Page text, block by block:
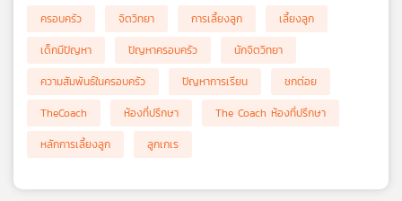
ครอบครัว จิตวิทยา การเลี้ยงลูก
เลี้ยงลูก
เด็กมีปัญหา
ปัญหาครอบครัว
นักจิตวิทยา
ความสัมพันธ์ในครอบครัว
ปัญหาการเรียน
ชกต่อย
TheCoach
ห้องที่ปรึกษา
The Coach ห้องที่ปรึกษา
หลักการเลี้ยงลูก
ลูกเกเร